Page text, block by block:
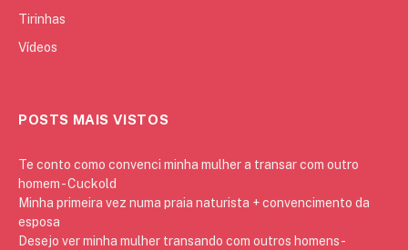
Tirinhas
Vídeos
POSTS MAIS VISTOS
Te conto como convenci minha mulher a transar com outro
homem - Cuckold
Minha primeira vez numa praia naturista + convencimento da
esposa
Desejo ver minha mulher transando com outros homens -